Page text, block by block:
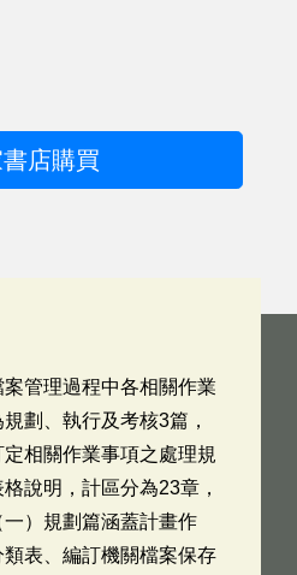
書店購買
管理過程中各相關作業
劃、執行及考核3篇，
相關作業事項之處理規
說明，計區分為23章，
）規劃篇涵蓋計畫作
表、編訂機關檔案保存